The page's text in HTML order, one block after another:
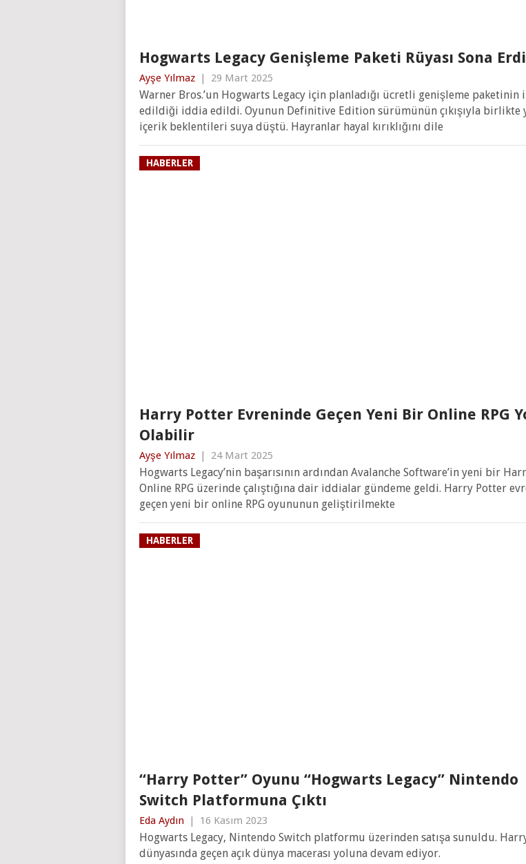
Hogwarts Legacy Genişleme Paketi Rüyası Sona Erdi
Ayşe Yılmaz 29 Mart 2025
Warner Bros.’un Hogwarts Legacy için planladığı ücretli genişleme paketinin
edildiği iddia edildi. Oyunun Definitive Edition sürümünün çıkışıyla birlikte
içerik beklentileri suya düştü. Hayranlar hayal kırıklığını dile
HABERLER
Harry Potter Evreninde Geçen Yeni Bir Online RPG
Olabilir
Ayşe Yılmaz 24 Mart 2025
Hogwarts Legacy’nin başarısının ardından Avalanche Software’in yeni bir
Online RPG üzerinde çalıştığına dair iddialar gündeme geldi. Harry Potter
geçen yeni bir online RPG oyununun geliştirilmekte
HABERLER
“Harry Potter” Oyunu “Hogwarts Legacy” Nintendo
Switch Platformuna Çıktı
Eda Aydın | 16 Kasım 2023
Hogwarts Legacy, Nintendo Switch platformu üzerinden satışa sunuldu.
dünyasında geçen açık dünya macerası yoluna devam ediyor.